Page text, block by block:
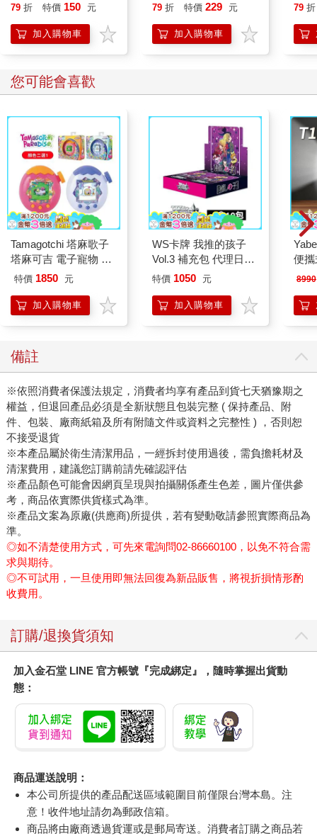
79 折 特價 150 元
加入購物車
79 折 特價 229 元
加入購物車
79 折
您可能會喜歡
Tamagotchi 塔麻歌子
塔麻可吉 電子寵物 樂
園系列（熱帶橙果／極
特價 1850 元
加入購物車
WS卡牌 我推的孩子
Vol.3 補充包 代理日文
版（一盒）
特價 1050 元
加入購物車
便攜
投
8990
備註
※依照消費者保護法規定，消費者均享有產品到貨七天猶豫期之
權益，但退回產品必須是全新狀態且包裝完整 ( 保持產品、附
件、包裝、廠商紙箱及所有附隨文件或資料之完整性 ) ，否則恕
不接受退貨
※本產品屬於衛生清潔用品，一經拆封使用過後，需負擔耗材及
清潔費用，建議您訂購前請先確認評估
※產品顏色可能會因網頁呈現與拍攝關係產生色差，圖片僅供參
考，商品依實際供貨樣式為準。
※產品文案為原廠(供應商)所提供，若有變動敬請參照實際商品為
準。
◎如不清楚使用方式，可先來電詢問02-86660100，以免不符合需
求與期待。
◎不可試用，一旦使用即無法回復為新品販售，將視折損情形酌
收費用。
訂購/退換貨須知
加入金石堂 LINE 官方帳號『完成綁定』，隨時掌握出貨動
態：
商品運送說明：
本公司所提供的產品配送區域範圍目前僅限台灣本島。注
意！收件地址請勿為郵政信箱。
商品將由廠商透過貨運或是郵局寄送。消費者訂購之商品若